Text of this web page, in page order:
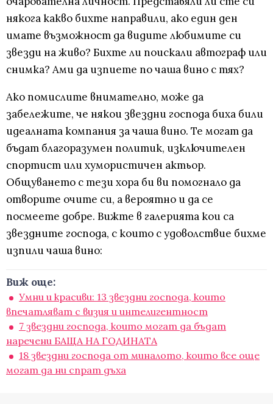
някога какво бихте направили, ако един ден
имате възможност да видите любимите си
звезди на живо? Бихте ли поискали автограф или
снимка? Ами да изпиете по чаша вино с тях?
Ако помислите внимателно, може да
забележите, че някои звездни господа биха били
идеалната компания за чаша вино. Те могат да
бъдат благоразумен политик, изключителен
спортист или хумористичен актьор.
Общуването с тези хора би ви помогнало да
отворите очите си, а вероятно и да се
посмеете добре. Вижте в галерията кои са
звездните господа, с които с удоволствие бихме
изпили чаша вино:
Виж още:
Умни и красиви: 13 звездни господа, които
впечатляват с визия и интелигентност
7 звездни господа, които могат да бъдат
наречени БАЩА НА ГОДИНАТА
18 звездни господа от миналото, които все още
могат да ни спрат дъха